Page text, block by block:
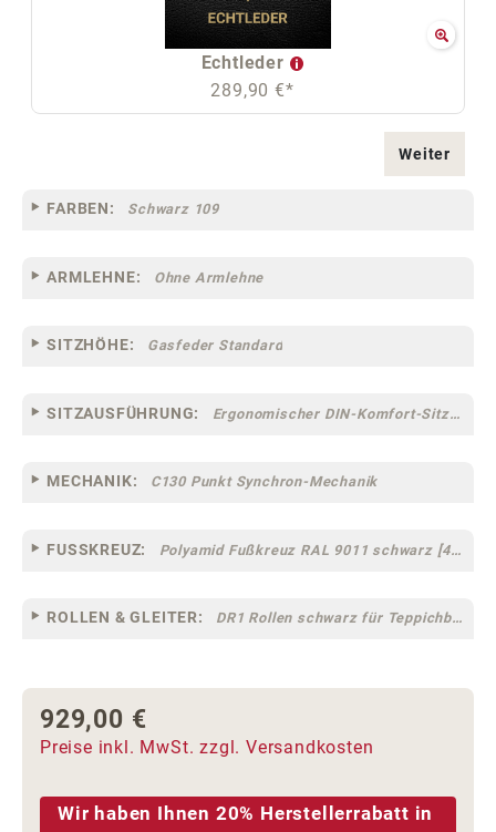
Echtleder
289,90 €*
Weiter
FARBEN: Schwarz 109
ARMLEHNE: Ohne Armlehne
SITZHÖHE: Gasfeder Standard
SITZAUSFÜHRUNG: Ergonomischer DIN-Komfort-Sitz [75]
MECHANIK: C130 Punkt Synchron-Mechanik
FUSSKREUZ: Polyamid Fußkreuz RAL 9011 schwarz [44]
ROLLEN & GLEITER: DR1 Rollen schwarz für Teppichböden [10]
Regulärer Preis:
929,00 €
Preise inkl. MwSt. zzgl. Versandkosten
Wir haben Ihnen 20% Herstellerrabatt in